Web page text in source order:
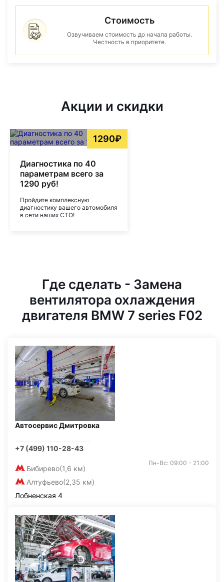
Стоимость
Озвучиваем стоимость до начала работы.
Честность в приоритете.
Акции и скидки
1290₽
Диагностика по 40
параметрам всего за
1290 руб!
Пройдите комплексную
диагностику вашего автомобиля
в сети наших СТО!
Где сделать - Замена
вентилятора охлаждения
двигателя BMW 7 series F02
Автосервис Дмитровка
+7 (499) 110-28-43
Бибирево(1,6 км)
Алтуфьево(2,35 км)
Пн-Вс: 09:00 - 21:00
Лобненская 4